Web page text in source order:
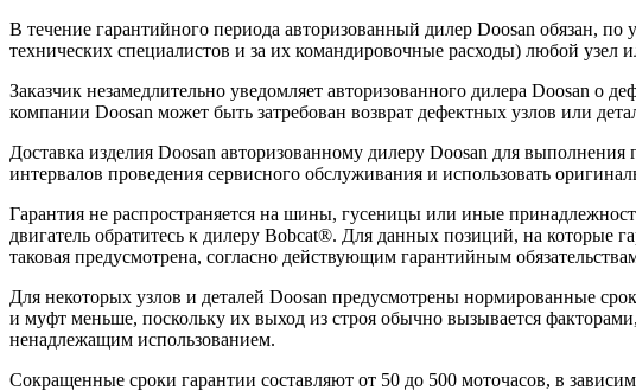
В течение гарантийного периода авторизованный дилер Doosan обязан,
технических специалистов и за их командировочные расходы) любой узел
Заказчик незамедлительно уведомляет авторизованного дилера Doosan
компании Doosan может быть затребован возврат дефектных узлов или
Доставка изделия Doosan авторизованному дилеру Doosan для
интервалов проведения сервисного обслуживания и использовать
Гарантия не распространяется на шины, гусеницы или иные
двигатель обратитесь к дилеру Bobcat®. Для данных позиций, на которые
таковая предусмотрена, согласно действующим гарантийным
Для некоторых узлов и деталей Doosan предусмотрены нормированные
и муфт меньше, поскольку их выход из строя обычно вызывается
ненадлежащим использованием.
Сокращенные сроки гарантии составляют от 50 до 500 моточасов, в